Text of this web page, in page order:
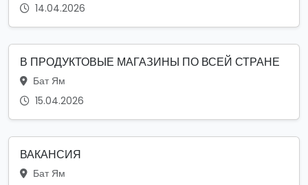
14.04.2026
В ПРОДУКТОВЫЕ МАГАЗИНЫ ПО ВСЕЙ СТРАНЕ
Бат Ям
15.04.2026
ВАКАНСИЯ
Бат Ям